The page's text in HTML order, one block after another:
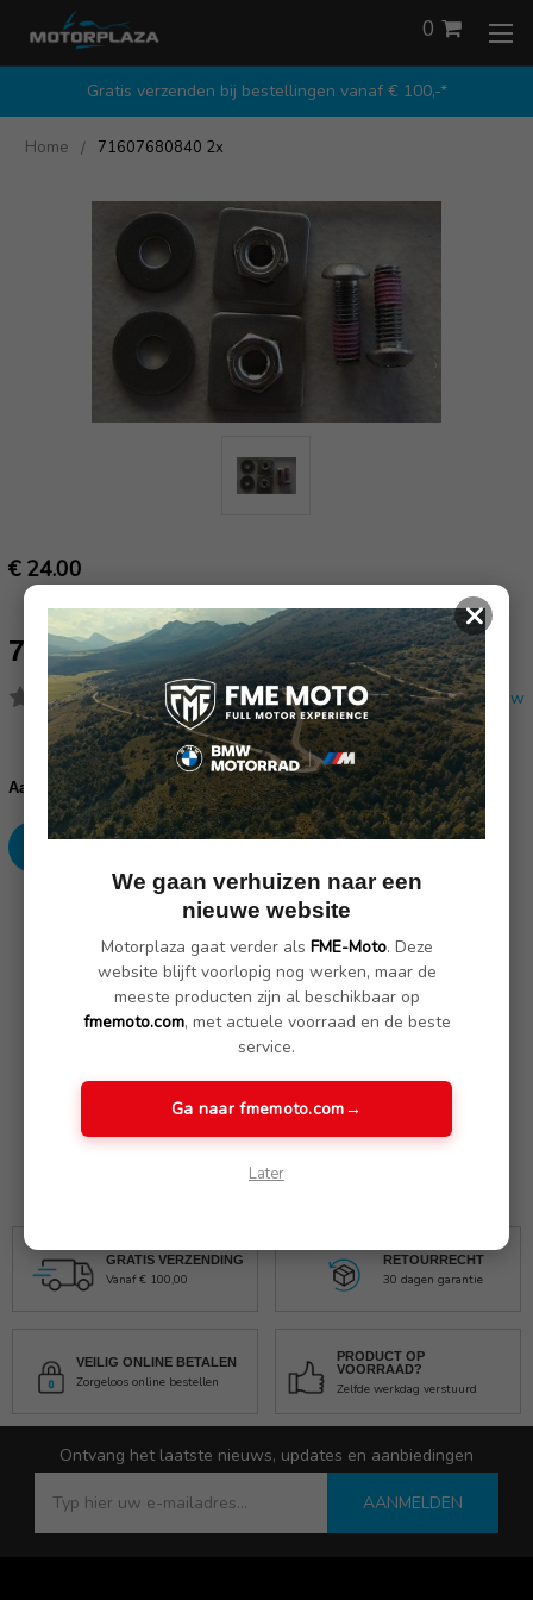
Gratis verzenden bij bestellingen vanaf € 100,-*
0
Home 71607680840 2x
€ 24.00
71607680840 2X
(Nog geen reviews) Schrijf een review
Huidige
voorraad:
Aantal:
Verhoog
aantallen:
Verlaag
aantallen:
Omschrijving (Nog geen reviews)
GRATIS VERZENDING
Vanaf € 100,00
RETOURRECHT
30 dagen garantie
VEILIG ONLINE BETALEN
Zorgeloos online bestellen
PRODUCT OP
VOORRAAD?
Zelfde werkdag verstuurd
Ontvang het laatste nieuws, updates en aanbiedingen
AANMELDEN
×
We gaan verhuizen naar een
nieuwe website
Motorplaza gaat verder als FME-Moto. Deze
website blijft voorlopig nog werken, maar de
meeste producten zijn al beschikbaar op
fmemoto.com, met actuele voorraad en de beste
service.
Ga naar fmemoto.com→
Later